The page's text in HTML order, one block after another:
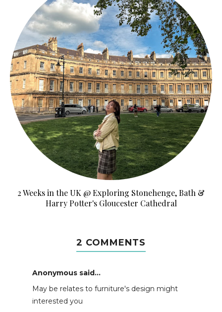
2 Weeks in the UK @ Exploring Stonehenge, Bath &
Harry Potter's Gloucester Cathedral
2 COMMENTS
Anonymous said...
May be relates to furniture's design might
interested you